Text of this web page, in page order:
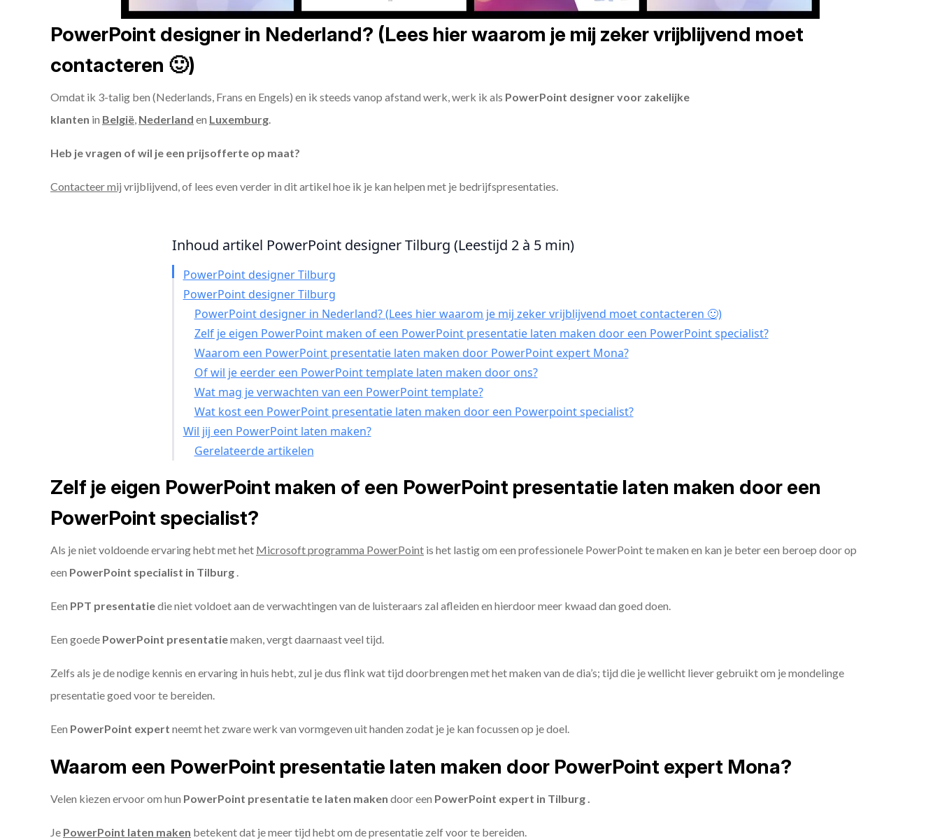
PowerPoint designer in Nederland? (Lees hier waarom je mij zeker vrijblijvend moet
contacteren 🙂)
Omdat ik 3-talig ben (Nederlands, Frans en Engels) en ik steeds vanop afstand werk, werk ik als PowerPoint designer voor zakelijke
klanten in België, Nederland en Luxemburg.
Heb je vragen of wil je een prijsofferte op maat?
Contacteer mij vrijblijvend, of lees even verder in dit artikel hoe ik je kan helpen met je bedrijfspresentaties.
Inhoud artikel PowerPoint designer Tilburg (Leestijd 2 à 5 min)
PowerPoint designer Tilburg
PowerPoint designer Tilburg
PowerPoint designer in Nederland? (Lees hier waarom je mij zeker vrijblijvend moet contacteren 🙂)
Zelf je eigen PowerPoint maken of een PowerPoint presentatie laten maken door een PowerPoint specialist?
Waarom een PowerPoint presentatie laten maken door PowerPoint expert Mona?
Of wil je eerder een PowerPoint template laten maken door ons?
Wat mag je verwachten van een PowerPoint template?
Wat kost een PowerPoint presentatie laten maken door een Powerpoint specialist?
Wil jij een PowerPoint laten maken?
Gerelateerde artikelen
Zelf je eigen PowerPoint maken of een PowerPoint presentatie laten maken door een
PowerPoint specialist?
Als je niet voldoende ervaring hebt met het Microsoft programma PowerPoint is het lastig om een professionele PowerPoint te maken en kan je beter een beroep door op
een PowerPoint specialist in Tilburg .
Een PPT presentatiedie niet voldoet aan de verwachtingen van de luisteraars zal afleiden en hierdoor meer kwaad dan goed doen.
Een goede PowerPoint presentatiemaken, vergt daarnaast veel tijd.
Zelfs als je de nodige kennis en ervaring in huis hebt, zul je dus flink wat tijd doorbrengen met het maken van de dia’s; tijd die je wellicht liever gebruikt om je mondelinge
presentatie goed voor te bereiden.
Een PowerPoint expert neemt het zware werk van vormgeven uit handen zodat je je kan focussen op je doel.
Waarom een PowerPoint presentatie laten maken door PowerPoint expert Mona?
Velen kiezen ervoor om hun PowerPoint presentatie te laten maken door een PowerPoint expert in Tilburg .
Je PowerPoint laten maken betekent dat je meer tijd hebt om de presentatie zelf voor te bereiden.